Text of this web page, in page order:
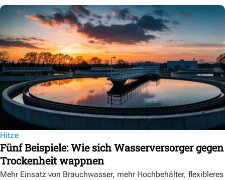
Hitze
Fünf Beispiele: Wie sich Wasserversorger gegen
Trockenheit wappnen
Mehr Einsatz von Brauchwasser, mehr Hochbehälter, flexibleres